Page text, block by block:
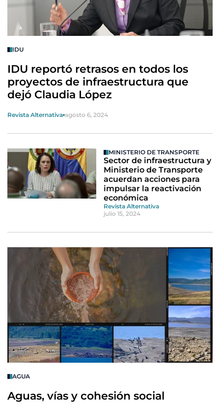
IDU
IDU reportó retrasos en todos los
proyectos de infraestructura que
dejó Claudia López
Revista Alternativa agosto 6, 2024
MINISTERIO DE TRANSPORTE
Sector de infraestructura y
Ministerio de Transporte
acuerdan acciones para
impulsar la reactivación
económica
Revista Alternativa
julio 15, 2024
AGUA
Aguas, vías y cohesión social